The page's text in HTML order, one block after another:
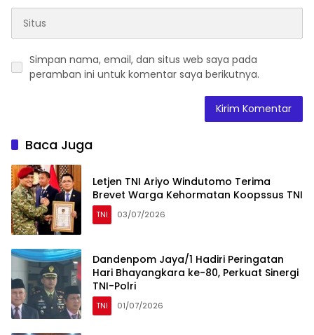
Simpan nama, email, dan situs web saya pada
peramban ini untuk komentar saya berikutnya.
Baca Juga
Letjen TNI Ariyo Windutomo Terima
Brevet Warga Kehormatan Koopssus TNI
TNI 03/07/2026
Dandenpom Jaya/1 Hadiri Peringatan
Hari Bhayangkara ke-80, Perkuat Sinergi
TNI-Polri
TNI 01/07/2026